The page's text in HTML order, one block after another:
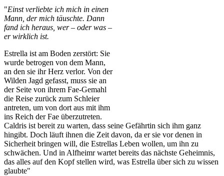
"Einst verliebte ich mich in einen
Mann, der mich täuschte. Dann
fand ich heraus, wer – oder was –
er wirklich ist.
Estrella ist am Boden zerstört: Sie
wurde betrogen von dem Mann,
an den sie ihr Herz verlor. Von der
Wilden Jagd gefasst, muss sie an
der Seite von ihrem Fae-Gemahl
die Reise zurück zum Schleier
antreten, um von dort aus mit ihm
ins Reich der Fae überzutreten.
Caldris ist bereit zu warten, dass seine Gefährtin sich ihm ganz
hingibt. Doch läuft ihnen die Zeit davon, da er sie vor denen in
Sicherheit bringen will, die Estrellas Leben wollen, um ihn zu
schwächen. Und in Alfheimr wartet bereits das nächste Geheimnis,
das alles auf den Kopf stellen wird, was Estrella über sich zu wissen
glaubte"